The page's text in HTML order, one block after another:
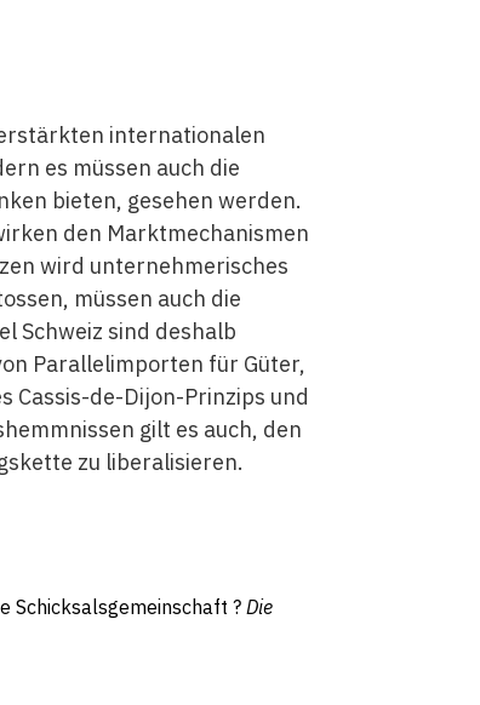
internationalen
es müssen auch die
bieten, gesehen werden.
den Marktmechanismen
wird unternehmerisches
müssen auch die
Schweiz sind deshalb
Parallelimporten für Güter,
Cassis-de-Dijon-Prinzips und
gilt es auch, den
zu liberalisieren.
Schicksalsgemeinschaft ?Die